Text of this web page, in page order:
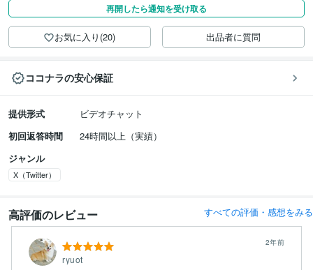
再開したら通知を受け取る
お気に入り(20) 出品者に質問
ココナラの安心保証
提供形式
ビデオチャット
初回返答時間
24時間以上（実績）
ジャンル
X（Twitter）
高評価のレビュー すべての評価・感想をみる
ryuot
2年前